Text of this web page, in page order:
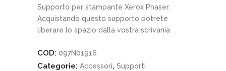
Supporto per stampante Xerox Phaser.
Acquistando questo supporto potrete
liberare lo spazio dalla vostra scrivania
COD: 097N01916
Categorie: Accessori, Supporti